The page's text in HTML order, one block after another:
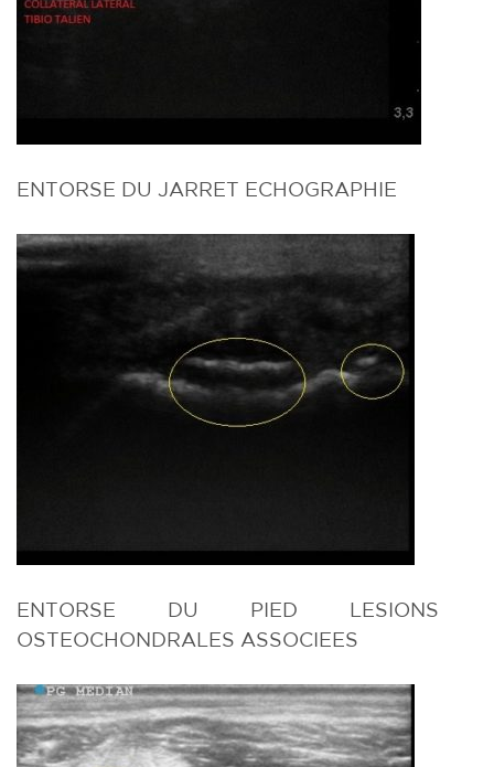
ENTORSE DU JARRET ECHOGRAPHIE
ENTORSE DU PIED LESIONS
OSTEOCHONDRALES ASSOCIEES